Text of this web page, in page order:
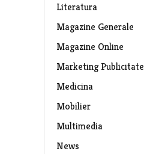
Literatura
Magazine Generale
Magazine Online
Marketing Publicitate
Medicina
Mobilier
Multimedia
News